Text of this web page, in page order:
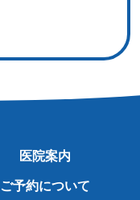
医院案内
ご予約について